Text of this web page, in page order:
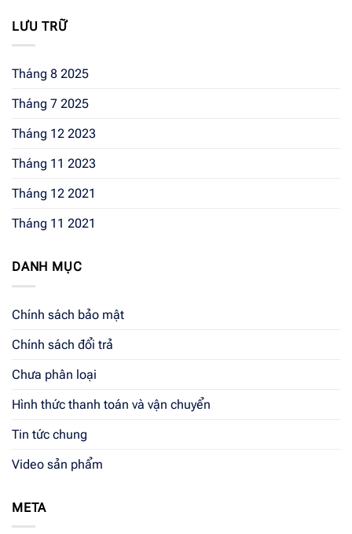
LƯU TRỮ
Tháng 8 2025
Tháng 7 2025
Tháng 12 2023
Tháng 11 2023
Tháng 12 2021
Tháng 11 2021
DANH MỤC
Chính sách bảo mật
Chính sách đổi trả
Chưa phân loại
Hình thức thanh toán và vận chuyển
Tin tức chung
Video sản phẩm
META